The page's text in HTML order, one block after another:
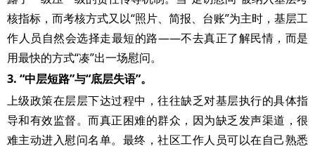
核指标，而考核方式又以“照片、简报、台账”为主时，基层工
作人员自然会选择走最短的路——不去真正了解民情，而是
用最快的方式“凑”出一场慰问。
3. “中层短路”与“底层失语”。
上级政策在层层下达过程中，往往缺乏对基层执行的具体指
导和有效监督。而真正困难的群众，因为缺乏发声渠道，很
难主动进入慰问名单。最终，社区工作人员可以在自己熟悉